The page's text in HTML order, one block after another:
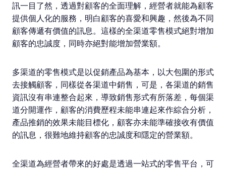
訊一目了然，透過對顧客的全面理解，經營者就能為顧客
提供個人化的服務，明白顧客的喜愛和興趣，然後為不同
顧客傳遞有價值的訊息。這樣的全渠道零售模式絕對增加
顧客的忠誠度，同時亦絕對能增加營業額。
多渠道的零售模式是以促銷產品為基本，以大包圍的形式
去接觸顧客，同樣從各渠道中銷售，可是，各渠道的銷售
資訊沒有串連整合起來，導致銷售形式有所落差，每個渠
道分開運作，顧客的消費歷程未能串連起來作綜合分析，
產品推銷的效果未能目標化，顧客亦未能準確接收有價值
的訊息，很難地維持顧客的忠誠度和隱定的營業額。
全渠道為經營者帶來的好處是透過一站式的零售平台，可